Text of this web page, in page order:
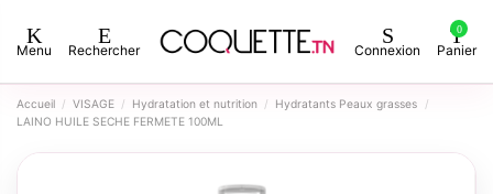
Menu Rechercher Connexion
0
Panier
Accueil VISAGE Hydratation et nutrition
Hydratants Peaux grasses
LAINO HUILE SECHE FERMETE 100ML